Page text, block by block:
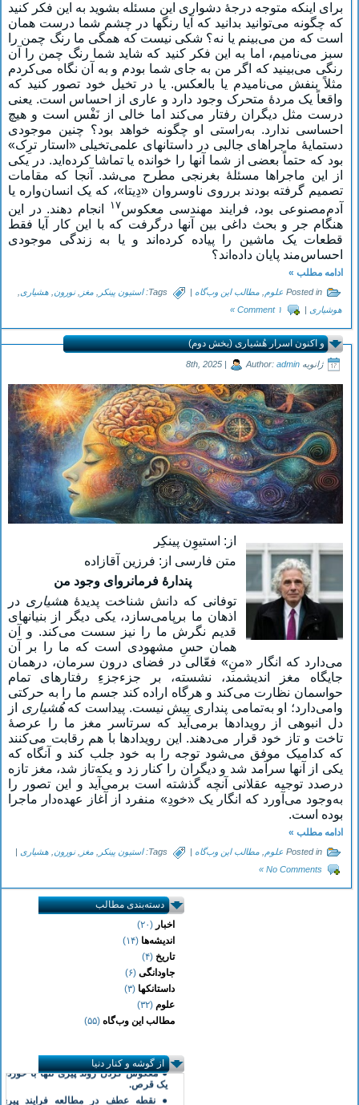
برای اینکه متوجه درجۀ دشواری این مسئله بشوید به این فکر کنید
که چگونه می‌توانید بدانید که آیا رنگها در چشم شما درست همان
است که من می‌بینم یا نه؟ شکی نیست که همگی ما رنگ چمن را
سبز می‌نامیم، اما به این فکر کنید که شاید شما رنگ چمن را آن
رنگی می‌بینید که اگر من به جای شما بودم و به آن نگاه می‌کردم
مثلاً بنفش می‌نامیدم یا بالعکس. یا در تخیل خود تصور کنید که
واقعاً یک مردۀ متحرک وجود دارد و عاری از احساس است. یعنی
درست مثل دیگران رفتار می‌کند اما خالی از نَفْس است و هیچ
احساسی ندارد. به‌راستی او چگونه خواهد بود؟ چنین موجودی
دستمایۀ ماجراهای جالبی در داستانهای علمی‌تخیلی «استار ترِک»
بود که حتماً بعضی از شما آنها را خوانده یا تماشا کرده‌اید. در یکی
از این ماجراها مسئلۀ بغرنجی مطرح می‌شد. آنجا که مقامات
تصمیم گرفته بودند برروی ناوسروان «دِیتا»، که یک انسان‌واره یا
آدم‌مصنوعی بود، فرایند مهندسی معکوس۱۷
انجام دهند. در این
هنگام جر و بحث داغی بین آنها درگرفت که با این کار آیا فقط
قطعات یک ماشین را پیاده کرده‌اند و یا به زندگی موجودی
احساس‌مند پایان داده‌اند؟
ادامه مطلب »
علوم مطالب این وب‌گاه | استیون پینکر مغز ,نورون هشیاری
هوشیاری | ۱ Comment »
و اکنون اسرار هُشیاری (بخش دوم)
ژانویه 8th, 2025 | Author: admin
از: استیوِن پینکِر
متن فارسی از: فرزین آقازاده
پندارۀ فرمانروای وجود من
توفانی که دانش شناخت پدیدۀ هشیاری در
اذهان ما برپامی‌سازد، یکی دیگر از بنیانهای
قدیم نگرش ما را نیز سست می‌کند. و آن
همان حسِ مشهودی است که ما را بر آن
می‌دارد که انگار «منِ» فعّالی در فضای درون سرمان، درهمان
جایگاه مغز اندیشمند، نشسته، بر جزءجزءِ رفتارهای تمام
حواسمان نظارت می‌کند و هرگاه اراده کند جسم ما را به حرکتی
وامی‌دارد؛ او به‌تمامی پنداری بیش نیست. پیداست کههُشیاری از
دل انبوهی از رویدادها برمی‌آید که سرتاسر مغز ما را عرصۀ
تاخت و تاز خود قرار می‌دهند. این رویدادها با هم رقابت می‌کنند
که کدامیک موفق می‌شود توجه را به خود جلب کند و آنگاه که
یکی از آنها سرآمد شد و دیگران را کنار زد و یکه‌تاز شد، مغز تازه
درصدد توجیه عقلانی آنچه گذشته است برمی‌آید و این تصور را
به‌وجود می‌آورد که انگار یک «خودِ» منفرد از آغاز عهده‌دار ماجرا
بوده است.
ادامه مطلب »
علوم مطالب این وب‌گاه | استیون پینکر مغز ,نورون هشیاری |
No Comments »
دسته‌بندی مطالب
اخبار (۲۰)
اندیشه‌ها (۱۴)
تاریخ (۴)
جاودانگی (۶)
داستانکها (۳)
علوم (۳۲)
مطالب این وب‌گاه (۵۵)
از گوشه و کنار دنیا
● خبر کوتاهی دربارۀ دست مصنوعی دارای
قابلیت اتصال به مغز
● خوب خوابیدن به مغز کمک می‌کند
خاطرات بد را دور نگه دارد …
● معکوس کردن روند پیری تنها با خوردن
یک قرص.
● نقطه عطف در مطالعه فرایند پیری
انسان و راز جوانی